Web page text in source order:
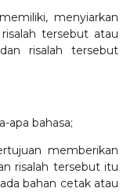
menyiarkan
tersebut atau
risalah tersebut
apa bahasa;
memberikan
risalah tersebut itu
bahan cetak atau